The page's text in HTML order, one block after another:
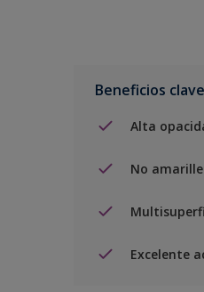
Beneficios clave
Alta
No
Excelente